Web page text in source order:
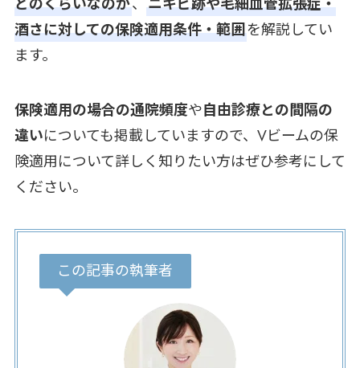
どのくらいなのか、 ニキビ跡や毛細血管拡張症・
酒さに対しての保険適用条件・範囲を解説してい
ます。
保険適用の場合の通院頻度や自由診療との間隔の
違いについても掲載していますので、Vビームの保
険適用について詳しく知りたい方はぜひ参考にして
ください。
この記事の執筆者